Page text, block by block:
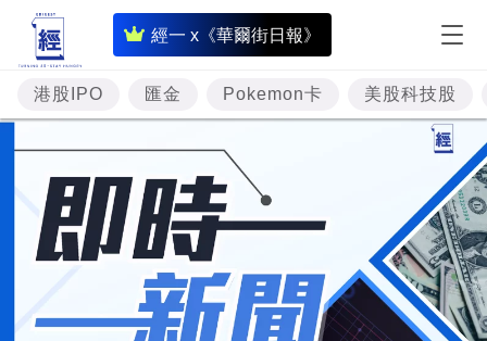
經一 x《華爾街日報》
即
時
財
經
專
題
投
資
樓
市
港股IPO 匯金 Pokemon卡 美股科技股